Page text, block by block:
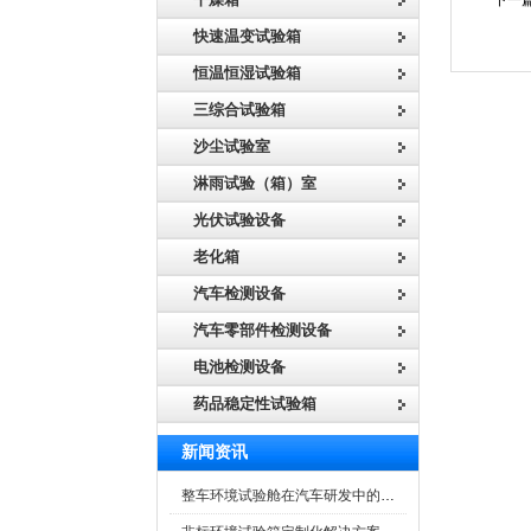
快速温变试验箱
恒温恒湿试验箱
三综合试验箱
沙尘试验室
淋雨试验（箱）室
光伏试验设备
老化箱
汽车检测设备
汽车零部件检测设备
电池检测设备
药品稳定性试验箱
新闻资讯
整车环境试验舱在汽车研发中的作用